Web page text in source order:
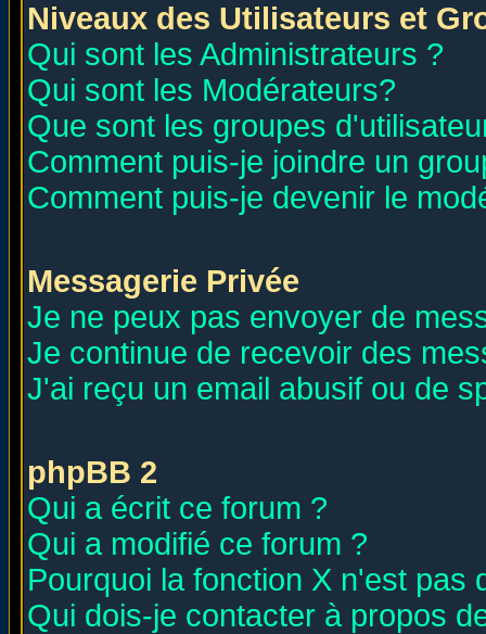
Niveaux des Utilisateurs et
Qui sont les Administrateurs ?
Qui sont les Modérateurs?
Que sont les groupes
Comment puis-je joindre un
Comment puis-je devenir le
Messagerie Privée
Je ne peux pas envoyer de
Je continue de recevoir des
J'ai reçu un email abusif ou de
phpBB 2
Qui a écrit ce forum ?
Qui a modifié ce forum ?
Pourquoi la fonction X n'est pas
Qui dois-je contacter à propos